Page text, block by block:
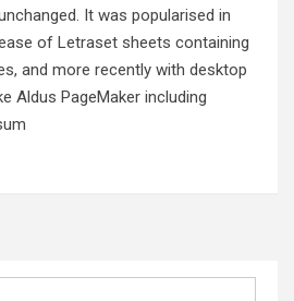
It was popularised in
of Letraset sheets containing
and more recently with desktop
Aldus PageMaker including